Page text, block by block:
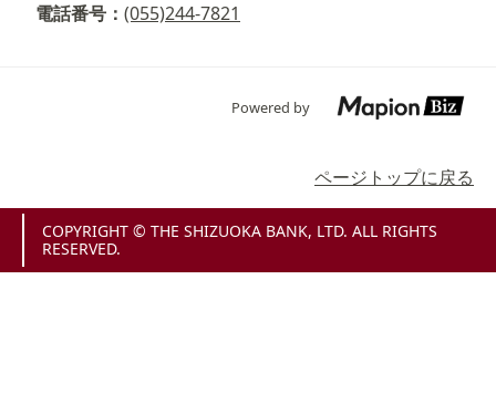
電話番号： (055)244-7821
Powered by
ページトップに戻る
COPYRIGHT © THE SHIZUOKA BANK, LTD. ALL RIGHTS
RESERVED.